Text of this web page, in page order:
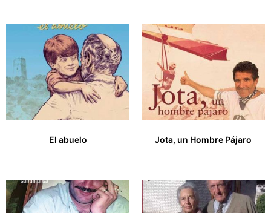
El abuelo
Jota, un Hombre Pájaro